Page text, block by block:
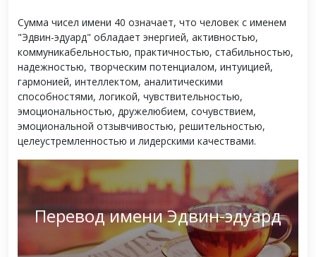
Сумма чисел имени 40 означает, что человек с именем
"Эдвин-эдуард" обладает энергией, активностью,
коммуникабельностью, практичностью, стабильностью,
надежностью, творческим потенциалом, интуицией,
гармонией, интеллектом, аналитическими
способностями, логикой, чувствительностью,
эмоциональностью, дружелюбием, сочувствием,
эмоциональной отзывчивостью, решительностью,
целеустремленностью и лидерскими качествами.
Перевод имени Эдвин-эдуард